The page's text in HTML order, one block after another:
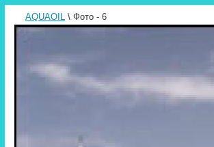
AQUAOIL \ Фото - 6